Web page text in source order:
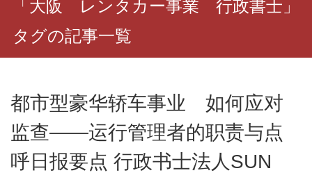
「大阪 レンタカー事業 行政書士」
タグの記事一覧
都市型豪华轿车事业 如何应对
监查——运行管理者的职责与点
呼日报要点 行政书士法人SUN